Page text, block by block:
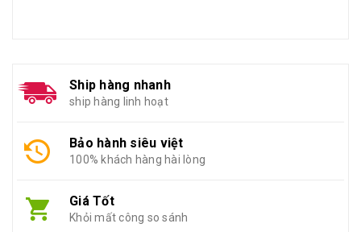
Ship hàng nhanh
ship hàng linh hoạt
Bảo hành siêu việt
100% khách hàng hài lòng
Giá Tốt
Khỏi mất công so sánh